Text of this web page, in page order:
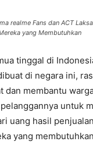
realme Fans dan ACT
yang Membutuhkan
tinggal di
di negara ini,
dan membantu
untuk
uang hasil
yang